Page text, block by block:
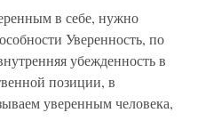
в себе, нужно
Уверенность, по
убежденность в
позиции, в
уверенным человека,